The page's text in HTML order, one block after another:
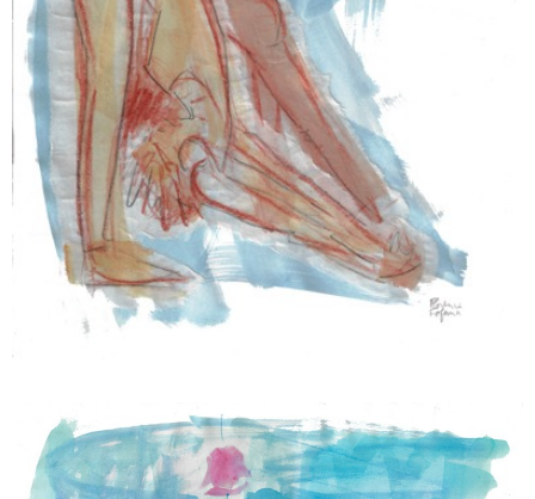
SOLAIRE